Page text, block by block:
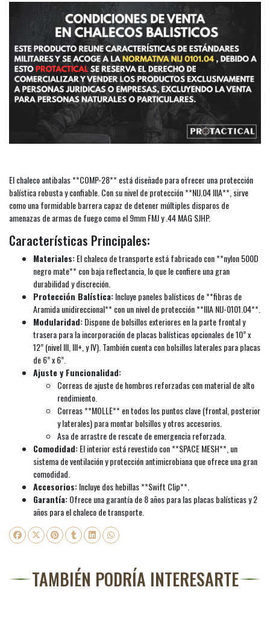
El chaleco antibalas **COMP-28** está diseñado para ofrecer una protección
balística robusta y confiable. Con su nivel de protección **NIJ.04 IIIA**, sirve
como una formidable barrera capaz de detener múltiples disparos de
amenazas de armas de fuego como el 9mm FMJ y .44 MAG SJHP.
Características Principales:
Materiales:El chaleco de transporte está fabricado con **nylon 500D
negro mate** con baja reflectancia, lo que le confiere una gran
durabilidad y discreción.
Protección Balística:Incluye paneles balísticos de **fibras de
Aramida unidireccional** con un nivel de protección **IIIA NIJ-0101.04**.
Modularidad:Dispone de bolsillos exteriores en la parte frontal y
trasera para la incorporación de placas balísticas opcionales de 10” x
12” (nivel III, III+, y IV). También cuenta con bolsillos laterales para placas
de 6” x 6”.
Ajuste y Funcionalidad:
Correas de ajuste de hombros reforzadas con material de alto
rendimiento.
Correas **MOLLE** en todos los puntos clave (frontal, posterior
y laterales) para montar bolsillos y otros accesorios.
Asa de arrastre de rescate de emergencia reforzada.
Comodidad:El interior está revestido con **SPACE MESH**, un
sistema de ventilación y protección antimicrobiana que ofrece una gran
comodidad.
Accesorios:Incluye dos hebillas **Swift Clip**.
Garantía:Ofrece una garantía de 8 años para las placas balísticas y 2
años para el chaleco de transporte.
TAMBIÉN PODRÍA INTERESARTE